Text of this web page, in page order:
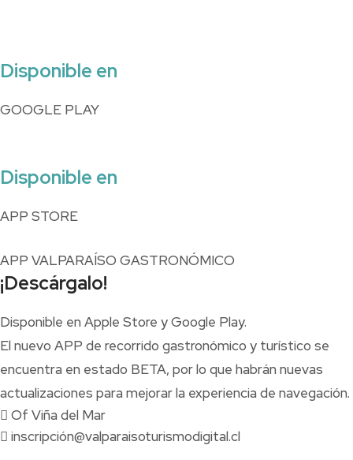
Disponible en
GOOGLE PLAY
Disponible en
APP STORE
APP VALPARAÍSO GASTRONÓMICO
¡Descárgalo!
Disponible en Apple Store y Google Play.
El nuevo APP de recorrido gastronómico y turístico se
encuentra en estado BETA, por lo que habrán nuevas
actualizaciones para mejorar la experiencia de navegación.
Of Viña del Mar
inscripción@valparaisoturismodigital.cl